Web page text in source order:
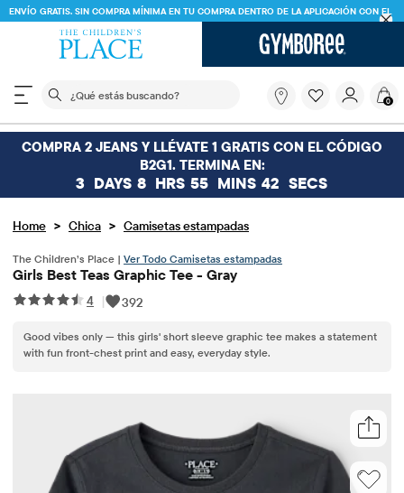
ENVÍO GRATIS. SIN COMPRA MÍNIMA EN TU COMPRA DENTRO DE LA APLICACIÓN CON EL
CÓDIGO
El siguiente campo de búsqueda filtra las
buscando?
0
COMPRA 2 JEANS Y LLÉVATE 1 GRATIS CON EL CÓDIGO
B2G1. TERMINA EN:
3 DAYS 8 HRS 55 MINS 42 SECS
Home > Chica > Camisetas estampadas
The Children’s Place | Ver Todo Camisetas estampadas
Girls Best Teas Graphic Tee - Gray
4 | 392
Good vibes only — this girls' short sleeve graphic tee makes a statement
with fun front-chest print and easy, everyday style.